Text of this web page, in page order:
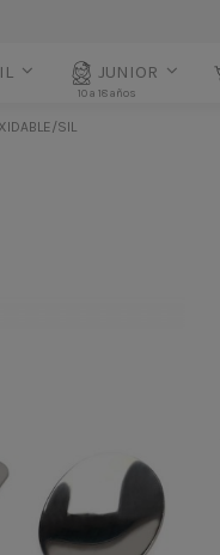
JUNIOR
10 a 18 años
SIL